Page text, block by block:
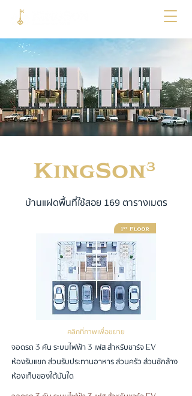
บ้านแฝดพื้นที่ใช้สอย 169 ตารางเมตร
คลิกที่ภาพเพื่อขยาย
จอดรถ 3 คัน ระบบไฟฟ้า3 เฟส สำหรับชาร์จEV
ห้องรับแขก ส่วนรับประทานอาหาร ส่วนครัว ส่วนซักล้าง
ห้องเก็บของใต้บันใด